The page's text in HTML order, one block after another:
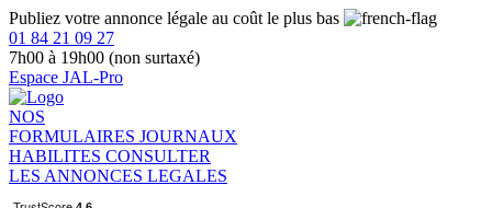
Publiez votre annonce légale au coût le plus bas
01 84 21 09 27
7h00 à 19h00 (non surtaxé)
Espace JAL-Pro
NOS
FORMULAIRES JOURNAUX
HABILITES CONSULTER
LES ANNONCES LEGALES